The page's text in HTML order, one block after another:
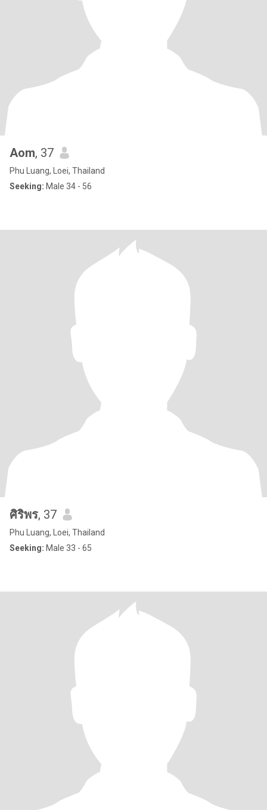
Aom, 37
Phu Luang, Loei, Thailand
Seeking: Male 34 - 56
ศิริพร, 37
Phu Luang, Loei, Thailand
Seeking: Male 33 - 65